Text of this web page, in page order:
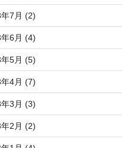
7月 (2)
6月 (4)
5月 (5)
4月 (7)
3月 (3)
2月 (2)